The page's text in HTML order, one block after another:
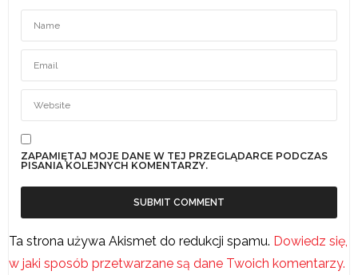
ZAPAMIĘTAJ MOJE DANE W TEJ PRZEGLĄDARCE PODCZAS
PISANIA KOLEJNYCH KOMENTARZY.
Ta strona używa Akismet do redukcji spamu. Dowiedz się,
w jaki sposób przetwarzane są dane Twoich komentarzy.